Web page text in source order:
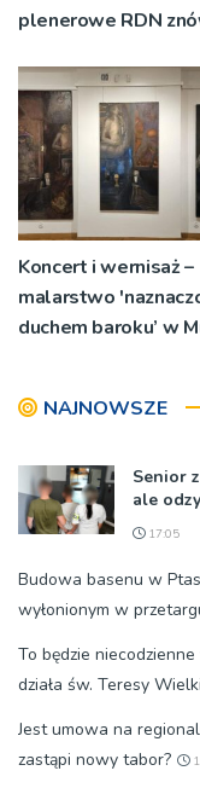
plenerowe RDN
Koncert i wernisaż –
malarstwo
duchem baroku’ w
NAJNOWSZE
Senior
ale
17:05
Budowa basenu w
wyłonionym w
To będzie
działa św. Teresy
Jest umowa na
zastąpi nowy tabor?